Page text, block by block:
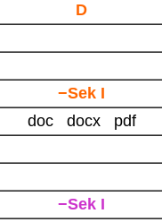
D
−Sek I
doc docx pdf
−Sek I